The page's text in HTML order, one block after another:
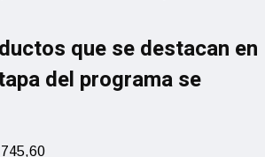
que se destacan en
del programa se